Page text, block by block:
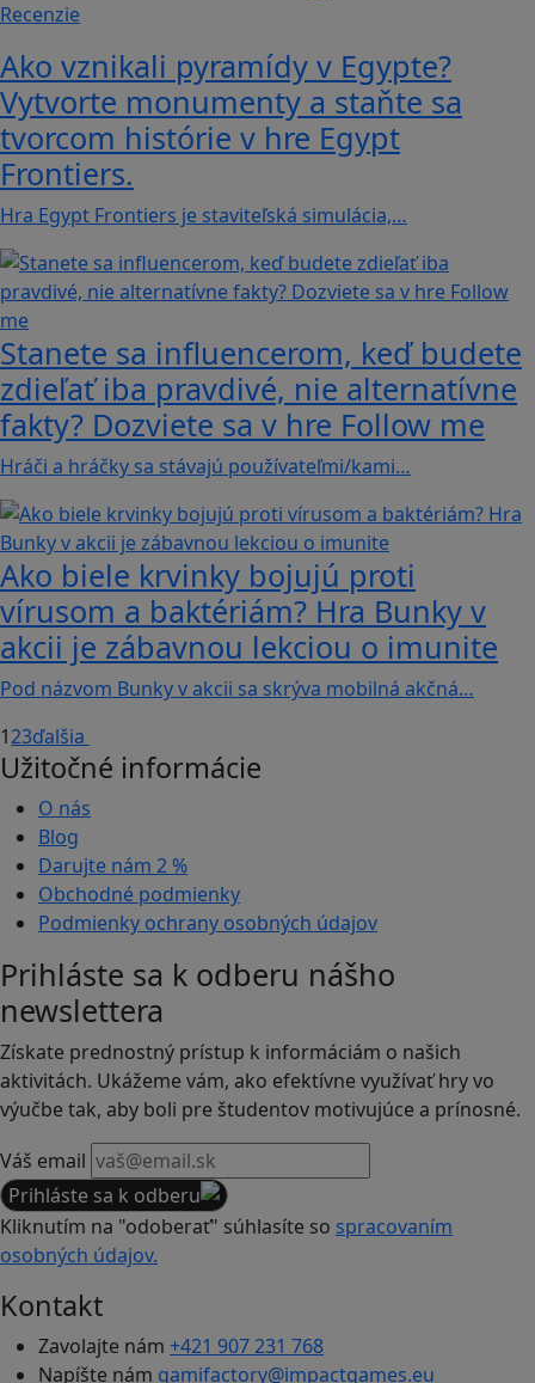
Recenzie
Ako vznikali pyramídy v Egypte?
Vytvorte monumenty a staňte sa
tvorcom histórie v hre Egypt
Frontiers.
Hra Egypt Frontiers je staviteľská simulácia,…
Stanete sa influencerom, keď budete
zdieľať iba pravdivé, nie alternatívne
fakty? Dozviete sa v hre Follow me
Hráči a hráčky sa stávajú používateľmi/kami…
Ako biele krvinky bojujú proti
vírusom a baktériám? Hra Bunky v
akcii je zábavnou lekciou o imunite
Pod názvom Bunky v akcii sa skrýva mobilná akčná…
123ďalšia
Užitočné informácie
O nás
Blog
Darujte nám 2 %
Obchodné podmienky
Podmienky ochrany osobných údajov
Prihláste sa k odberu nášho
newslettera
Získate prednostný prístup k informáciám o našich
aktivitách. Ukážeme vám, ako efektívne využívať hry vo
výučbe tak, aby boli pre študentov motivujúce a prínosné.
Váš email
Prihláste sa k odberu
Kliknutím na "odoberať" súhlasíte so spracovaním
osobných údajov.
Kontakt
Zavolajte nám +421 907 231 768
Napíšte nám gamifactory@impactgames.eu